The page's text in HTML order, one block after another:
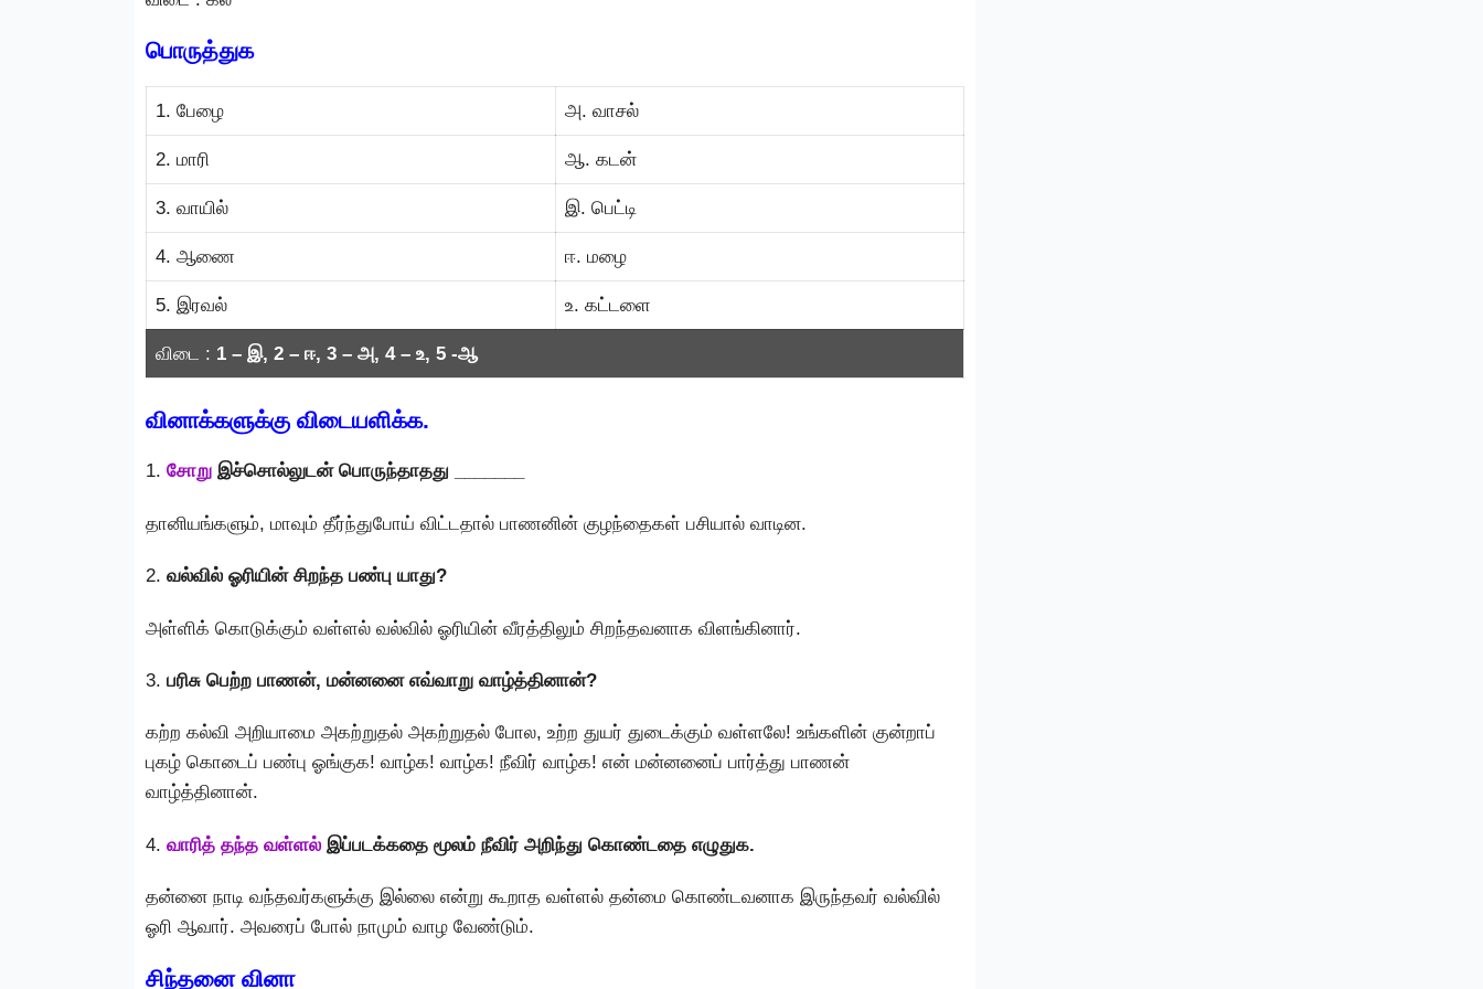
பொருத்துக
1. பேழை அ. வாசல்
2. மாரி ஆ. கடன்
3. வாயில் இ. பெட்டி
4. ஆணை ஈ. மழை
5. இரவல் உ. கட்டளை
விடை : 1 – இ, 2 – ஈ, 3 – அ, 4 – உ, 5 -ஆ
வினாக்களுக்கு விடையளிக்க.
1. சோறு இச்சொல்லுடன் பொருந்தாதது _______
தானியங்களும், மாவும் தீர்ந்துபோய் விட்டதால் பாணனின் குழந்தைகள் பசியால் வாடின.
2. வல்வில் ஓரியின் சிறந்த பண்பு யாது?
அள்ளிக் கொடுக்கும் வள்ளல் வல்வில் ஓரியின் வீரத்திலும் சிறந்தவனாக விளங்கினார்.
3. பரிசு பெற்ற பாணன், மன்னனை எவ்வாறு வாழ்த்தினான்?
கற்ற கல்வி அறியாமை அகற்றுதல் அகற்றுதல் போல, உற்ற துயர் துடைக்கும் வள்ளலே! உங்களின் குன்றாப்
புகழ் கொடைப் பண்பு ஓங்குக! வாழ்க! வாழ்க! நீவிர் வாழ்க! என் மன்னனைப் பார்த்து பாணன்
வாழ்த்தினான்.
4. வாரித் தந்த வள்ளல் இப்படக்கதை மூலம் நீவிர் அறிந்து கொண்டதை எழுதுக.
தன்னை நாடி வந்தவர்களுக்கு இல்லை என்று கூறாத வள்ளல் தன்மை கொண்டவனாக இருந்தவர் வல்வில்
ஓரி ஆவார். அவரைப் போல் நாமும் வாழ வேண்டும்.
சிந்தனை வினா